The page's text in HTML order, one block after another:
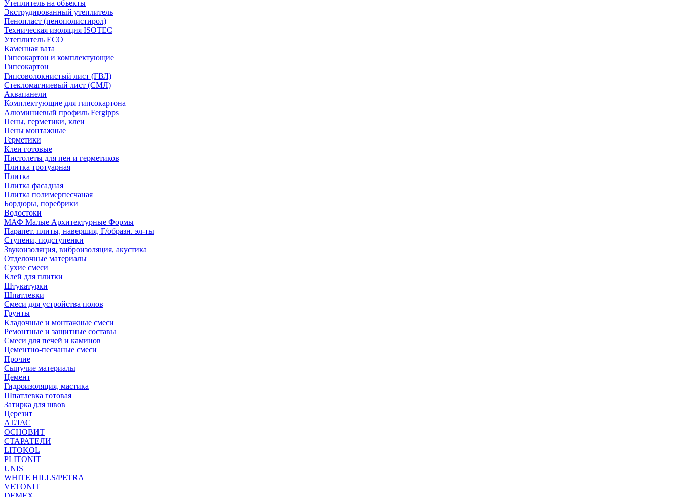
Утеплитель на объекты
Экструдированный утеплитель
Пенопласт (пенополистирол)
Техническая изоляция ISOTEC
Утеплитель ECO
Каменная вата
Гипсокартон и комплектующие
Гипсокартон
Гипсоволокнистый лист (ГВЛ)
Стекломагниевый лист (СМЛ)
Аквапанели
Комплектующие для гипсокартона
Алюминиевый профиль Fergipps
Пены, герметики, клеи
Пены монтажные
Герметики
Клеи готовые
Пистолеты для пен и герметиков
Плитка тротуарная
Плитка
Плитка фасадная
Плитка полимерпесчаная
Бордюры, поребрики
Водостоки
МАФ Малые Архитектурные Формы
Парапет. плиты, навершия, Г/образн. эл-ты
Ступени, подступенки
Звукоизоляция, виброизоляция, акустика
Отделочные материалы
Сухие смеси
Клей для плитки
Штукатурки
Шпатлевки
Смеси для устройства полов
Грунты
Кладочные и монтажные смеси
Ремонтные и защитные составы
Смеси для печей и каминов
Цементно-песчаные смеси
Прочие
Сыпучие материалы
Цемент
Гидроизоляция, мастика
Шпатлевка готовая
Затирка для швов
Церезит
АТЛАС
ОСНОВИТ
СТАРАТЕЛИ
LITOKOL
PLITONIT
UNIS
WHITE HILLS/PETRA
VETONIT